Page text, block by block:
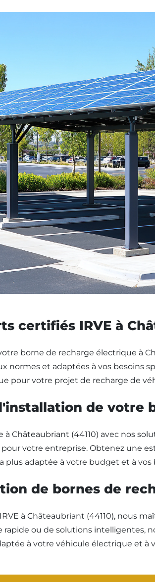
certifiés IRVE à
borne de recharge électrique à
normes et adaptées à vos
pour votre projet de recharge de
de votre
Châteaubriant (44110) avec nos
votre entreprise. Obtenez une
plus adaptée à votre budget et à vos
de bornes de
à Châteaubriant (44110), nous
ou de solutions intelligentes,
à votre véhicule électrique et à